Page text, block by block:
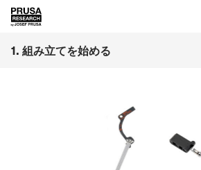
1. 組み立てを始める